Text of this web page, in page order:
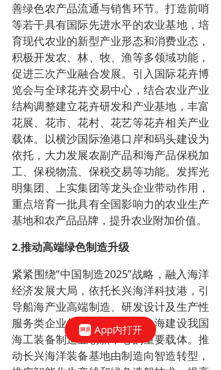
善绿色农产品流通与销售环节。打造前哨
等若干具有国际先进水平的农业基地，培
育现代农业的新型产业形态和消费业态，
积极开发农、林、牧、渔等多领域功能，
促进三次产业融合发展。引入国际花卉博
览会与全球花卉交易中心，结合农业产业
结构调整建立花卉研发和产业基地，丰富
花展、花市、花村、花艺等花卉相关产业
载体。以横沙国际渔港口岸和码头建设为
依托，大力发展农副产品和海产品保税加
工、保税物流、保税交易等功能。发挥光
明集团、上实集团等龙头企业带动作用，
重点培育一批具有全国影响力的农业生产
基地和农产品品牌，提升农业附加价值。
2.推动高端绿色制造升级
紧紧围绕“中国制造2025”战略，融入海洋
经济发展大局，依托长兴海洋科技港，引
导船海产业高端制造、研发设计及生产性
服务类企业集聚发展，成为上海建设我国
海工装备制造业创新中心的重要载体。推
动长兴海洋装备基地由制造向智造转型，
App内打开